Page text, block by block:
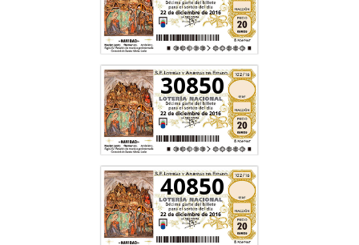
30850
40850